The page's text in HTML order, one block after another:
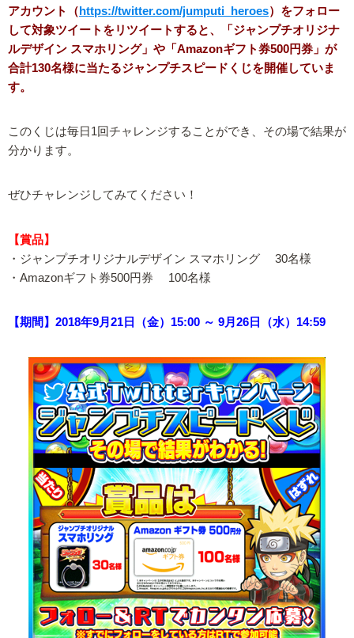
アカウント（ https://twitter.com/jumputi_heroes）をフォロー
して対象ツイートをリツイートすると、「ジャンプチオリジナ
ルデザイン スマホリング」や「Amazonギフト券500円券」が
合計130名様に当たるジャンプチスピードくじを開催していま
す。
このくじは毎日1回チャレンジすることができ、その場で結果が
分かります。
ぜひチャレンジしてみてください！
【賞品】
・ジャンプチオリジナルデザイン スマホリング 30名様
・Amazonギフト券500円券 100名様
【期間】2018年9月21日（金）15:00 ～ 9月26日（水）14:59